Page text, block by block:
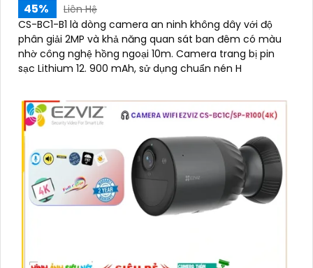
45%
Liên Hệ
CS-BC1-B1 là dòng camera an ninh không dây với độ
phân giải 2MP và khả năng quan sát ban đêm có màu
nhờ công nghệ hồng ngoại 10m. Camera trang bị pin
sạc Lithium 12. 900 mAh, sử dụng chuẩn nén H